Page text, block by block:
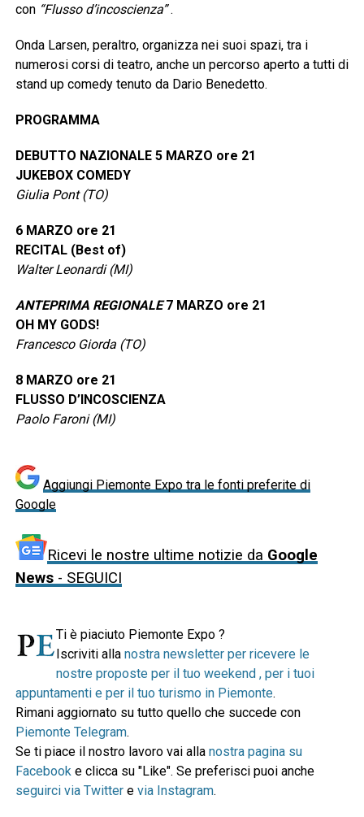
con“Flusso d’incoscienza”.
Onda Larsen, peraltro, organizza nei suoi spazi, tra i
numerosi corsi di teatro, anche un percorso aperto a tutti di
stand up comedy tenuto da Dario Benedetto.
PROGRAMMA
DEBUTTO NAZIONALE 5 MARZO ore 21
JUKEBOX COMEDY
Giulia Pont (TO)
6 MARZO ore 21
RECITAL (Best of)
Walter Leonardi (MI)
ANTEPRIMA REGIONALE7 MARZO ore 21
OH MY GODS!
Francesco Giorda (TO)
8 MARZO ore 21
FLUSSO D’INCOSCIENZA
Paolo Faroni (MI)
Aggiungi Piemonte Expo tra le fonti preferite di
Google
Ricevi le nostre ultime notizie da Google
News- SEGUICI
Ti è piaciuto Piemonte Expo ?
Iscriviti alla nostra newsletter per ricevere le
nostre proposte per il tuo weekend , per i tuoi
appuntamenti e per il tuo turismo in Piemonte.
Rimani aggiornato su tutto quello che succede con
Piemonte Telegram.
Se ti piace il nostro lavoro vai alla nostra pagina su
Facebooke clicca su "Like". Se preferisci puoi anche
seguirci via Twittere via Instagram.